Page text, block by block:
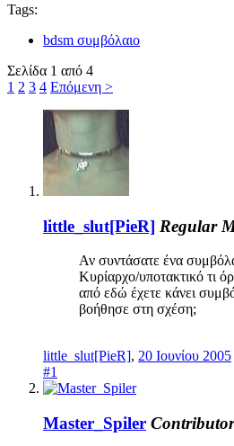
Tags:
bdsm συμβόλαιο
Σελίδα 1 από 4
1 2 3 4 Επόμενη >
little_slut[PieR] Regular
Αν συντάσατε ένα
Κυρίαρχο/υποτακτικό τι
από εδώ έχετε κάνει
βοήθησε στη σχέση;
little_slut[PieR], 20 Ιουνίου 2005
#1
Master_Spiler Contributor